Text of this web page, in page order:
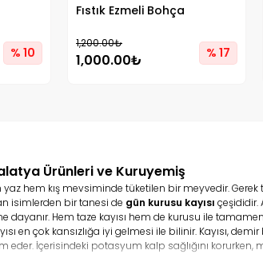
% 10
Fıstık Ezmeli Bohça
1,200.00₺
1,000.00₺ % 17
Ürünleri ve Kuruyemiş
yaz hem kış mevsiminde tüketilen bir meyvedir.
isimlerden bir tanesi de gün kurusu kayısı çeşididir.
dayanır. Hem taze kayısı hem de kurusu ile
en çok kansızlığa iyi gelmesi ile bilinir. Kayısı,
eder. İçerisindeki potasyum kalp sağlığını korurken,